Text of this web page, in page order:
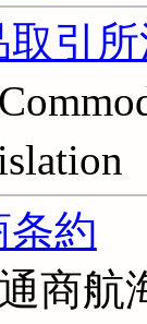
取引
条約
商航